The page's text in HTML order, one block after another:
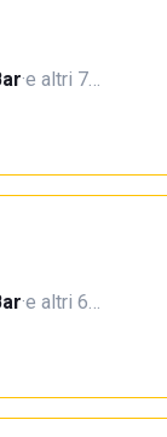
·e altri 7…
·e altri 6…